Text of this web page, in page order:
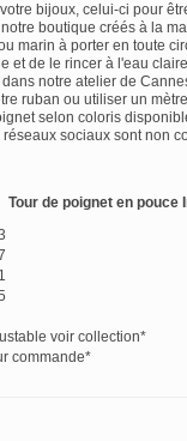
bijoux, celui-ci pour
boutique créés à la
marin à porter en toute
et de le rincer à l'eau
notre atelier de
ruban ou utiliser un
selon coloris
sociaux sont non
Tour de poignet en pouce
voir collection*
commande*